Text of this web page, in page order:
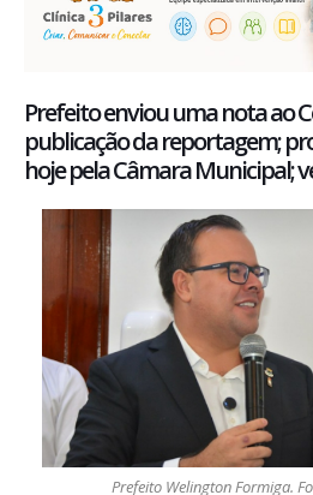
Prefeito enviou uma nota ao
publicação da reportagem;
hoje pela Câmara Municipal;
Prefeito Welington Formiga.